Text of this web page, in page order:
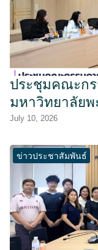
ประชุมคณะกร
มหาวิทยาลัยพ
July 10, 2026
ข่าวประชาสัมพันธ์